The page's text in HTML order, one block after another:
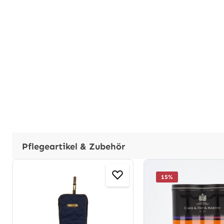
Pflegeartikel & Zubehör
Produktgalerie überspringen
15%